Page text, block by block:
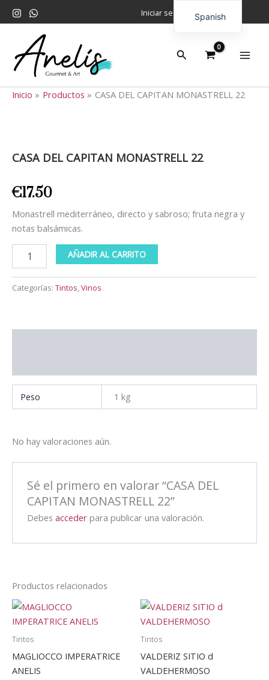
al
contenido
Iniciar sesión
Buscar
Inicio Productos CASA DEL CAPITAN MONASTRELL 22
CASA DEL CAPITAN MONASTRELL 22
€17.50
Monastrell mediterráneo, directo y sabroso; fruta negra y
notas balsámicas.
MONASTRELL
cantidad
AÑADIR AL CARRITO
Categorías: Tintos,Vinos
Peso 1 kg
No hay valoraciones aún.
Sé el primero en valorar “CASA DEL
CAPITAN MONASTRELL 22”
Debesacceder para publicar una valoración.
Productos relacionados
Tintos
MAGLIOCCO IMPERATRICE
ANELIS
Tintos
VALDERIZ SITIO d
VALDEHERMOSO
Spanish